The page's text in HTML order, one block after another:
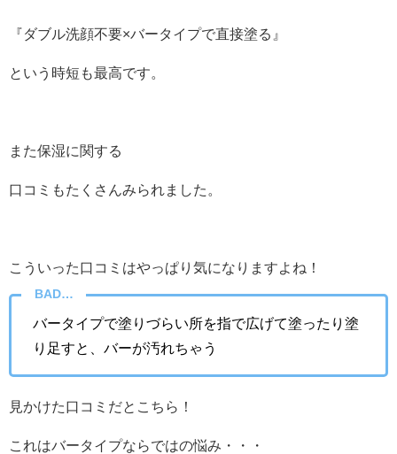
『ダブル洗顔不要×バータイプで直接塗る』
という時短も最高です。
また保湿に関する
口コミもたくさんみられました。
こういった口コミはやっぱり気になりますよね！
BAD…
バータイプで塗りづらい所を指で広げて塗ったり塗
り足すと、バーが汚れちゃう
見かけた口コミだとこちら！
これはバータイプならではの悩み・・・